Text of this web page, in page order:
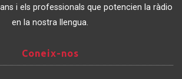
i els professionals que potencien la ràdio
en la nostra llengua.
Coneix-nos